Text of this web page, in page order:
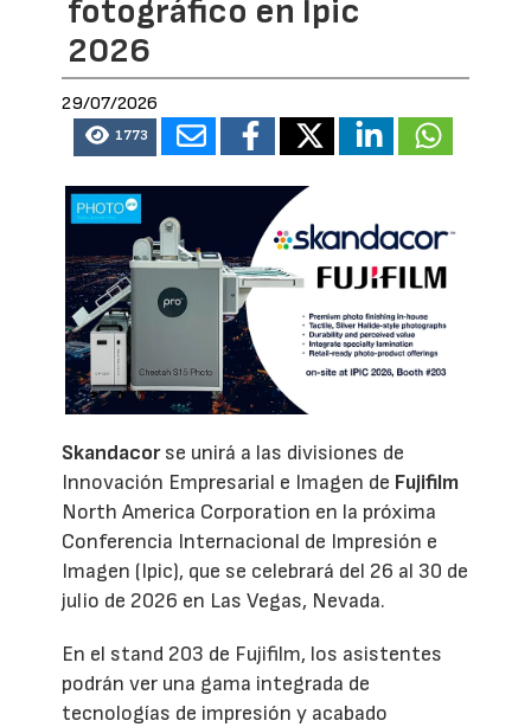
fotográfico en Ipic
2026
29/07/2026
1773
Skandacorse unirá a las divisiones de
Innovación Empresarial e Imagen de Fujifilm
North America Corporation en la próxima
Conferencia Internacional de Impresión e
Imagen (Ipic), que se celebrará del 26 al 30 de
julio de 2026 en Las Vegas, Nevada.
En el stand 203 de Fujifilm, los asistentes
podrán ver una gama integrada de
tecnologías de impresión y acabado